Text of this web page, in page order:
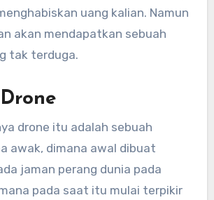
uang kalian. Namun
akan mendapatkan sebuah
tak terduga.
drone itu adalah sebuah
awak, dimana awal dibuat
jaman perang dunia pada
pada saat itu mulai terpikir